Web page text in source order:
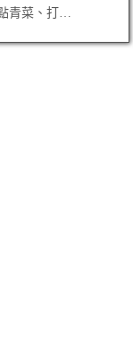
青菜、打…